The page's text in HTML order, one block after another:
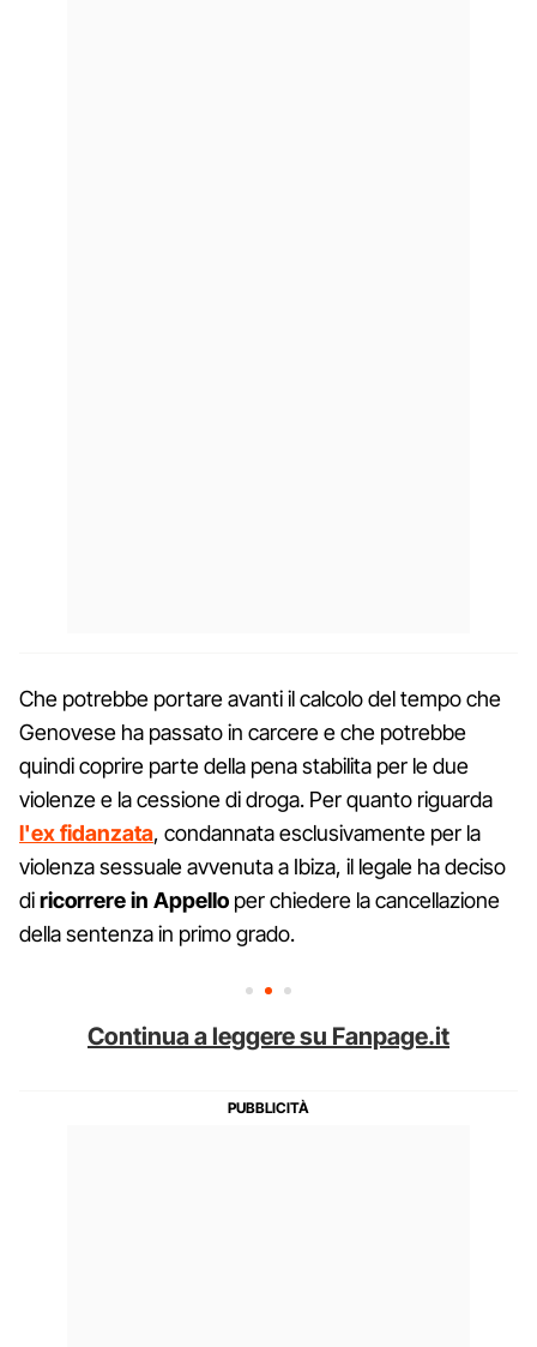
Che potrebbe portare avanti il calcolo del tempo che
Genovese ha passato in carcere e che potrebbe
quindi coprire parte della pena stabilita per le due
violenze e la cessione di droga. Per quanto riguarda
l'ex fidanzata, condannata esclusivamente per la
violenza sessuale avvenuta a Ibiza, il legale ha deciso
diricorrere in Appello per chiedere la cancellazione
della sentenza in primo grado.
Continua a leggere su Fanpage.it